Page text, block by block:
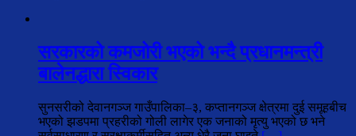
सरकारको कमजोरी भएको भन्दै प्रधानमन्त्री
बालेनद्धारा स्विकार
सुनसरीको देवानगञ्ज गाउँपालिका–३, कप्तानगञ्ज क्षेत्रमा दुई समूहबीच
भएको झडपमा प्रहरीको गोली लागेर एक जनाको मृत्यु भएको छ भने